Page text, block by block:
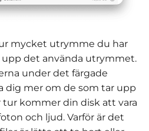
mycket utrymme du har
upp det använda utrymmet.
under det färgade
dig mer om de som tar upp
tur kommer din disk att vara
och ljud. Varför är det